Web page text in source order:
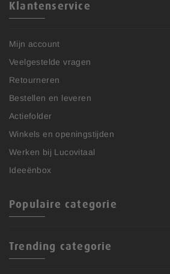
Klantenservice
Mijn account
Veelgestelde vragen
Retourneren
Bestellen en leveren
Actiefolder
Winkels en openingstijden
Werken bij Lucovitaal
Ideeënbox
Populaire categorie
Trending categorie